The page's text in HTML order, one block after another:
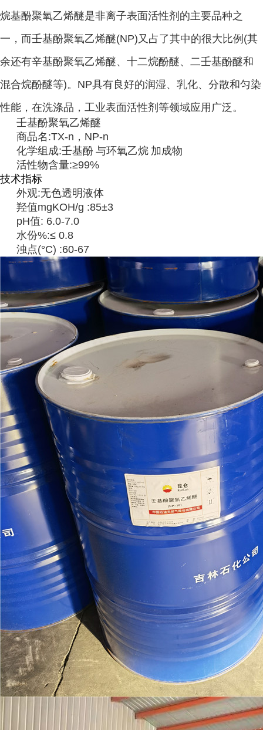
烷基酚聚氧乙烯醚是非离子表面活性剂的主要品种之
一，而壬基酚聚氧乙烯醚(NP)又占了其中的很大比例(其
余还有辛基酚聚氧乙烯醚、十二烷酚醚、二壬基酚醚和
混合烷酚醚等)。NP具有良好的润湿、乳化、分散和匀染
性能，在洗涤品，工业表面活性剂等领域应用广泛。
壬基酚聚氧乙烯醚
商品名:TX-n，NP-n
化学组成:壬基酚 与环氧乙烷 加成物
活性物含量:≥99%
技术指标
外观:无色透明液体
羟值mgKOH/g :85±3
pH值: 6.0-7.0
水份%:≤ 0.8
浊点(°C) :60-67